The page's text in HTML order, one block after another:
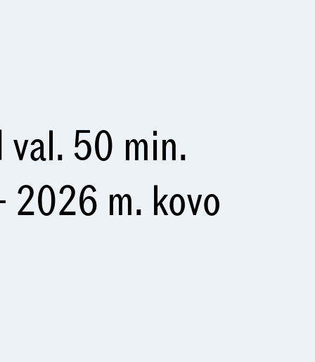
val. 50 min.
2026 m. kovo